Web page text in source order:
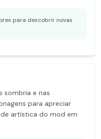
para descobrir novas
sombria e nas
para apreciar
artística do mod em